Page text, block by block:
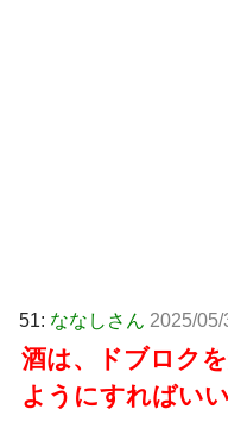
51: ななしさん 2025/
酒は、ドブロク
ようにすればい